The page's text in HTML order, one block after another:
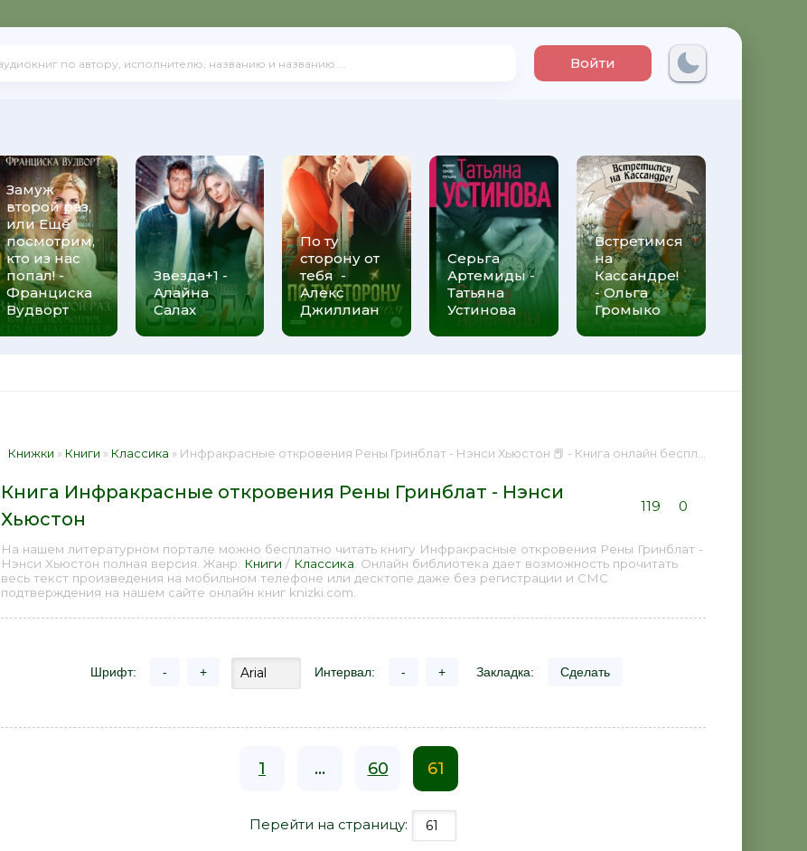
Войти
Замуж
второй раз,
или Ещё
посмотрим,
кто из нас
попал! -
Франциска
Вудворт
Звезда+1 -
Алайна
Салах
По ту
сторону от
тебя -
Алекс
Джиллиан
Серьга
Артемиды -
Татьяна
Устинова
Встретимся
на
Кассандре!
- Ольга
Громыко
Книжки » Книги » Классика » Инфракрасные откровения Рены Гринблат - Нэнси Хьюстон 📕 - Книга онлайн бесплатно
Книга Инфракрасные откровения Рены Гринблат - Нэнси
Хьюстон
119 0
На нашем литературном портале можно бесплатно читать книгу Инфракрасные откровения Рены Гринблат -
Нэнси Хьюстон полная версия. Жанр: Книги / Классика . Онлайн библиотека дает возможность прочитать
весь текст произведения на мобильном телефоне или десктопе даже без регистрации и СМС
подтверждения на нашем сайте онлайн книг knizki.com.
Шрифт: - + Интервал: - + Закладка: Сделать
1 ... 60 61
Перейти на страницу: